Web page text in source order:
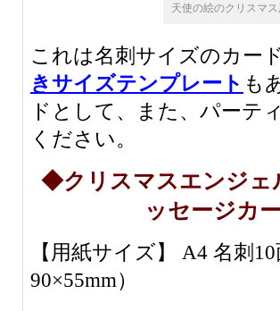
天使の絵のクリスマ
これは名刺サイズのカー
きサイズテンプレート も
ドとして、また、パーテ
ください。
◆クリスマスエンジ
ッセージカ
【用紙サイズ】 A4 名刺
90×55mm）